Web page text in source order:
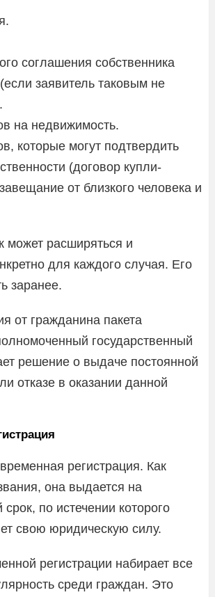
соглашения собственника
заявитель таковым не
на недвижимость.
которые могут подтвердить
(договор купли-
от близкого человека и
может расширяться и
для каждого случая. Его
заранее.
от гражданина пакета
государственный
решение о выдаче постоянной
отказе в оказании данной
регистрация. Как
она выдается на
по истечении которого
свою юридическую силу.
регистрации набирает все
среди граждан. Это